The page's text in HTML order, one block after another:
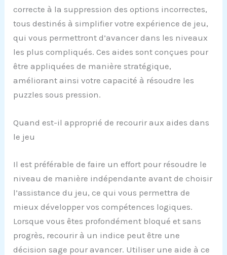
correcte à la suppression des options incorrectes,
tous destinés à simplifier votre expérience de jeu,
qui vous permettront d’avancer dans les niveaux
les plus compliqués. Ces aides sont conçues pour
être appliquées de manière stratégique,
améliorant ainsi votre capacité à résoudre les
puzzles sous pression.
Quand est-il approprié de recourir aux aides dans
le jeu
Il est préférable de faire un effort pour résoudre le
niveau de manière indépendante avant de choisir
l’assistance du jeu, ce qui vous permettra de
mieux développer vos compétences logiques.
Lorsque vous êtes profondément bloqué et sans
progrès, recourir à un indice peut être une
décision sage pour avancer. Utiliser une aide à ce